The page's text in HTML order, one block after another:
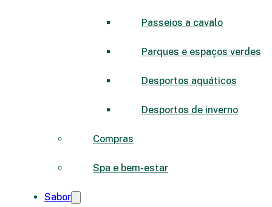
Passeios a cavalo
Parques e espaços verdes
Desportos aquáticos
Desportos de inverno
Compras
Spa e bem-estar
Sabor